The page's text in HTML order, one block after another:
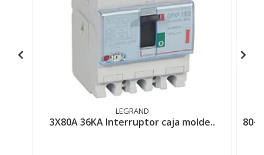
LEGRAND
3X80A 36KA Interruptor caja molde.. 80-